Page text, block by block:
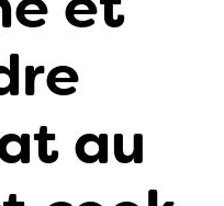
au